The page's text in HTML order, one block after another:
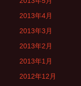
2013年4月
2013年3月
2013年2月
2013年1月
2012年12月